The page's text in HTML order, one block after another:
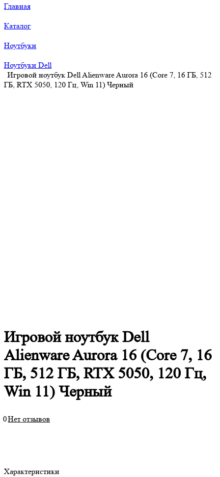
Главная
Каталог
Ноутбуки
Ноутбуки Dell
Игровой ноутбук Dell Alienware Aurora 16 (Core 7, 16 ГБ, 512
ГБ, RTX 5050, 120 Гц, Win 11) Черный
Игровой ноутбук Dell
Alienware Aurora 16 (Core 7, 16
ГБ, 512 ГБ, RTX 5050, 120 Гц,
Win 11) Черный
0Нет отзывов
Характеристики